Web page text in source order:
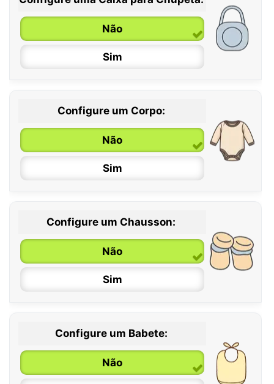
Não
Sim
Configure um Corpo:
Não
Sim
0 / 6 meses
6 / 12 meses
12 / 18 meses
Configure um Chausson:
Não
Sim
Configure um Babete:
Não